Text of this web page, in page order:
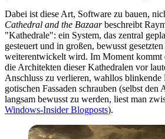
Dabei ist diese Art, Software zu bauen,
Cathedral and the Bazaarbeschreibt
"Kathedrale": ein System, das zentral
gesteuert und in großen, bewusst
weiterentwickelt wird. Im Moment kommt
die Architekten dieser Kathedralen vor
Anschluss zu verlieren, wahllos blinkende
gotischen Fassaden schrauben (selbst den
langsam bewusst zu werden, liest man
Windows-Insider Blogposts).